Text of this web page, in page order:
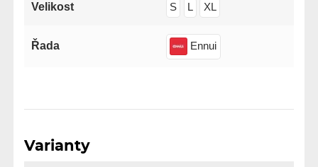
Velikost S L XL
Řada Ennui
Varianty